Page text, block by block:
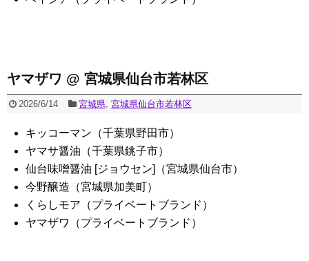
ヤマザワ @ 宮城県仙台市若林区
2026/6/14 宮城県, 宮城県仙台市若林区
キッコーマン（千葉県野田市）
ヤマサ醤油（千葉県銚子市）
仙台味噌醤油 [ジョウセン]（宮城県仙台市）
今野醸造（宮城県加美町）
くらしモア（プライベートブランド）
ヤマザワ（プライベートブランド）